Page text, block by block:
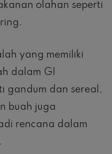
olahan seperti
yang memiliki
dalam GI
gandum dan sereal,
buah juga
rencana dalam